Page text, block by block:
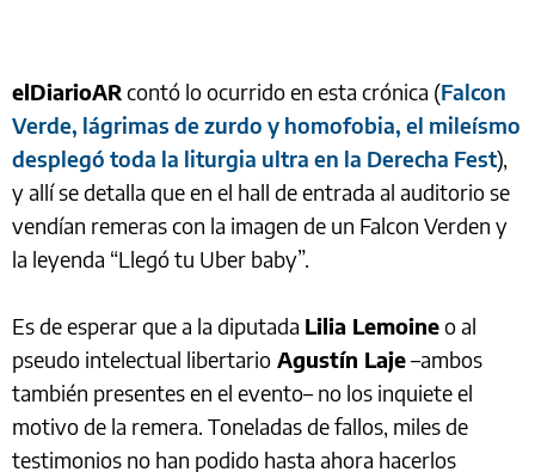
elDiarioARcontó lo ocurrido en esta crónica (Falcon
Verde, lágrimas de zurdo y homofobia, el mileísmo
desplegó toda la liturgia ultra en la Derecha Fest),
y allí se detalla que en el hall de entrada al auditorio se
vendían remeras con la imagen de un Falcon Verden y
la leyenda “Llegó tu Uber baby”.
Es de esperar que a la diputada Lilia Lemoineo al
pseudo intelectual libertario Agustín Laje–ambos
también presentes en el evento– no los inquiete el
motivo de la remera. Toneladas de fallos, miles de
testimonios no han podido hasta ahora hacerlos